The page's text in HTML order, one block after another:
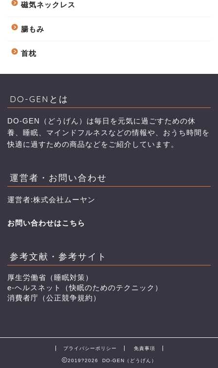
磁気ネックレス
腸もみ
首枕
DO-GENとは
DO-GEN（どうげん）は毎日を元気に過ごすための休
養、睡眠、マインドフルネスなどの情報や、おうち時間を
快適に過すための商品などをご紹介しています。
運営者・お問い合わせ
運営者:株式会社ムーヤン
お問い合わせはこちら
参考文献・参考サイト
厚生労働省（睡眠対策）
e-ヘルスネット（快眠のためのテクニック）
消費者庁（公正競争規約）
プライバシーポリシー 免責事項
2019?2026 DO-GEN（どうげん）